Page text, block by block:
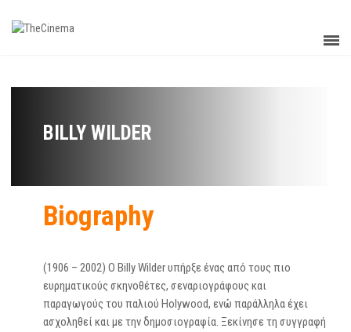
BILLY WILDER
Biography
(1906 – 2002) Ο Billy Wilder υπήρξε ένας από τους πιο
ευρηματικούς σκηνοθέτες, σεναριογράφους και
παραγωγούς του παλιού Holywood, ενώ παράλληλα έχει
ασχοληθεί και με την δημοσιογραφία. Ξεκίνησε τη συγγραφή